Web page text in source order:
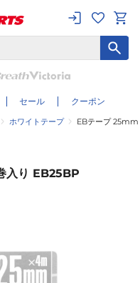
セール クーポン
ホワイトテープ EBテープ 25mm
入り EB25BP